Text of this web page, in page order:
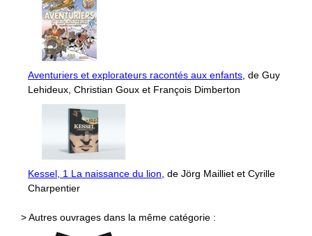
Aventuriers et explorateurs racontés aux enfants , de Guy
Lehideux, Christian Goux et François Dimberton
Kessel, 1 La naissance du lion , de Jörg Mailliet et Cyrille
Charpentier
> Autres ouvrages dans la même catégorie :